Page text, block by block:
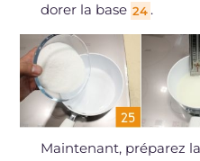
dorer la base 24 .
Maintenant, préparez